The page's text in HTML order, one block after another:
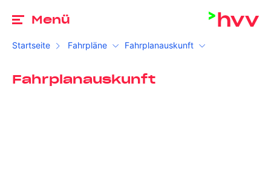
Menü
Startseite Fahrpläne Fahrplanauskunft
Fahrplanauskunft